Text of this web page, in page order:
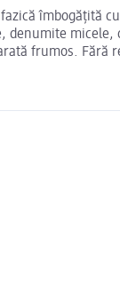
micele,
frumos. Fără